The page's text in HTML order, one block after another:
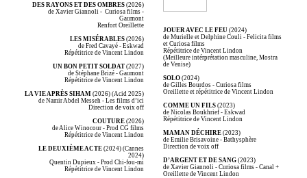
DES RAYONS ET DES OMBRES (2026)
de Xavier Giannoli - Curiosa films -
Gaumont
Renfort Oreillette
LES MISÉRABLES(2026)
de Fred Cavayé - Eskwad
Répétitrice de Vincent Lindon
UN BON PETIT SOLDAT (2027)
de Stéphane Brizé - Gaumont
Répétitrice de Vincent Lindon
LA VIE APRÈS SIHAM (2026) (Acid 2025)
de Namir Abdel Messeh - Les films d’ici
Direction de voix off
COUTURE(2026)
de Alice Winocour - Prod CG films
Répétitrice de Vincent Lindon
LE DEUXIÈME ACTE(2024) (Cannes
2024)
Quentin Dupieux - Prod Chi-fou-mi
Répétitrice de Vincent Lindon
JOUER AVEC LE FEU (2024)
de Murielle et Delphine Couli - Felicita films
et Curiosa films
Répétitrice de Vincent Lindon
(Meilleure intérprétation masculine, Mostra
de Venise)
SOLO (2024)
de Gilles Bourdos - Curiosa films
Oreillette et répétitrice de Vincent Lindon
COMME UN FILS (2023)
de Nicolas Boukhrief - Eskwad
Répétitrice de Vincent Lindon
MAMAN DÉCHIRE(2023)
de Emilie Brisavoine - Bathysphère
Direction de voix off
D’ARGENT ET DE SANG(2023)
de Xavier Giannoli - Curiosa films - Canal +
Oreillette de Vincent Lindon